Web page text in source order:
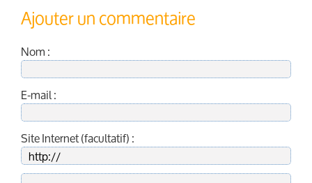
Ajouter un commentaire
Nom :
E-mail :
Site Internet (facultatif) :